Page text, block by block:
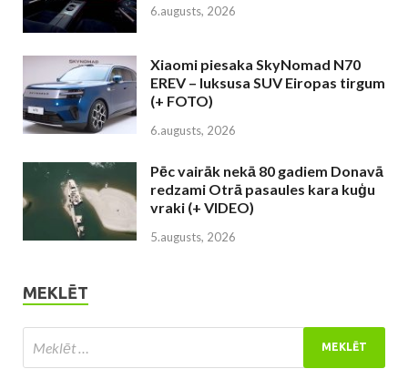
6.augusts, 2026
Xiaomi piesaka SkyNomad N70
EREV – luksusa SUV Eiropas tirgum
(+ FOTO)
6.augusts, 2026
Pēc vairāk nekā 80 gadiem Donavā
redzami Otrā pasaules kara kuģu
vraki (+ VIDEO)
5.augusts, 2026
MEKLĒT